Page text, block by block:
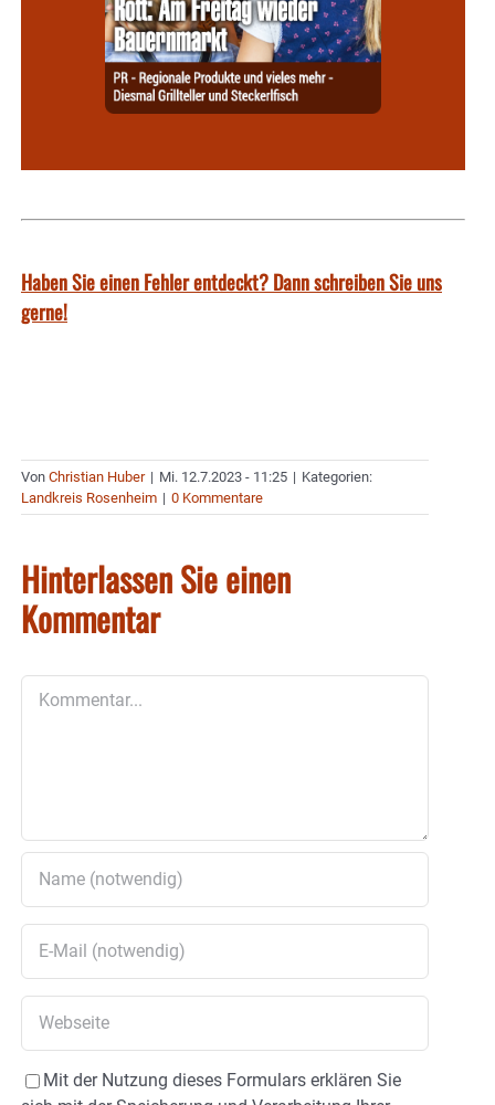
Haben Sie einen Fehler entdeckt? Dann schreiben Sie uns
gerne!
Von Christian Huber | Mi. 12.7.2023 - 11:25 | Kategorien:
Landkreis Rosenheim | 0 Kommentare
Hinterlassen Sie einen
Kommentar
Mit der Nutzung dieses Formulars erklären Sie